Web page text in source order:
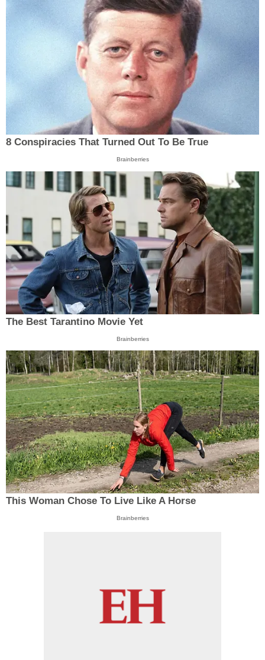
8 Conspiracies That Turned Out To Be True
Brainberries
The Best Tarantino Movie Yet
Brainberries
This Woman Chose To Live Like A Horse
Brainberries